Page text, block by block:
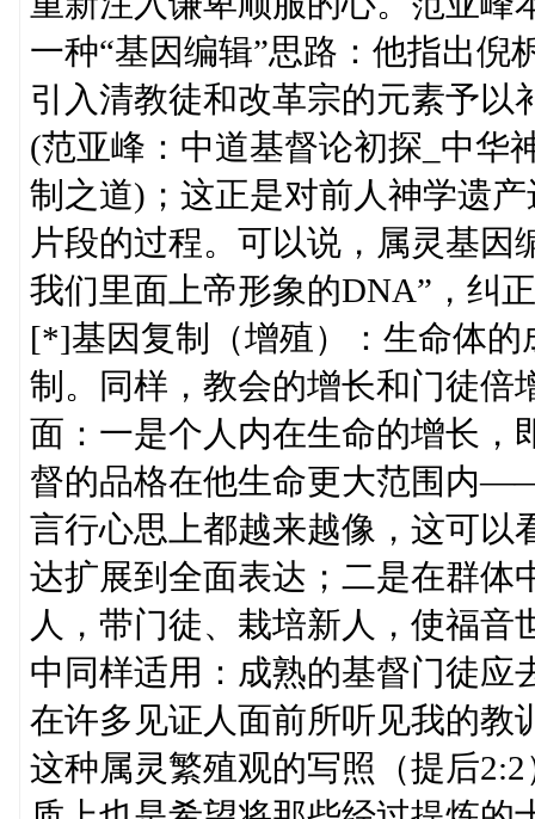
一种“基因编辑”思路：他指出倪
引入清教徒和改革宗的元素予以
(范亚峰：中道基督论初探_中华
制之道)；这正是对前人神学遗
片段的过程。可以说，属灵基因
我们里面上帝形象的DNA”，纠
[*]基因复制（增殖）：生命体
制。同样，教会的增长和门徒倍
面：一是个人内在生命的增长，
督的品格在他生命更大范围内
言行心思上都越来越像，这可以
达扩展到全面表达；二是在群体
人，带门徒、栽培新人，使福音
中同样适用：成熟的基督门徒应
在许多见证人面前所听见我的教
这种属灵繁殖观的写照（提后